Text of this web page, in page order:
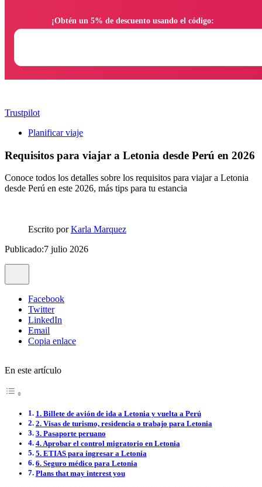
Trustpilot
Planificar viaje
Requisitos para viajar a Letonia desde Perú en 2026
Conoce todos los detalles sobre los requisitos para viajar a Letonia
desde Perú en este 2026, más tips para tu estancia
Escrito porKarla Marquez
Publicado:7 julio 2026
Facebook
Twitter
LinkedIn
Email
Copia enlace
En este artículo
1. Billete de avión de ida a Letonia y vuelta a Perú
2. Visas de turismo, residencia o trabajo para Letonia
3. Pasaporte peruano
4. Aprobar el control migratorio en Letonia
5. ETIAS para ingresar a Letonia
6. Seguro médico para Letonia
Plans that may interest you